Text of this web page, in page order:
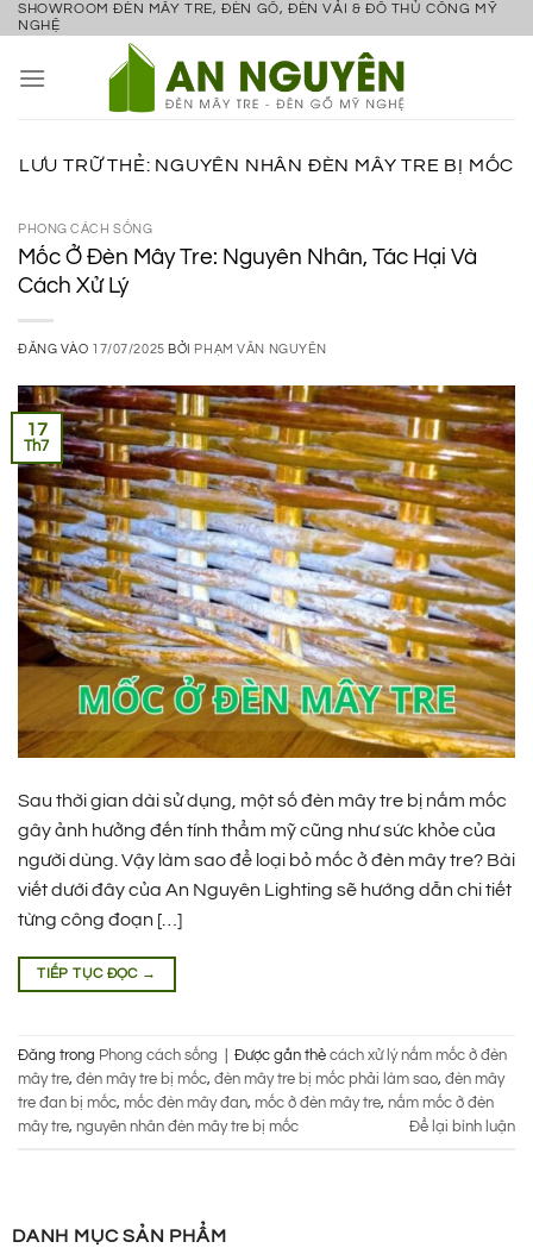
Bỏ
nội
SHOWROOM ĐÈN MÂY TRE, ĐÈN GỖ, ĐÈN VẢI & ĐỒ THỦ CÔNG MỸ
NGHỆ
LƯU TRỮ THẺ: NGUYÊN NHÂN ĐÈN MÂY TRE BỊ MỐC
PHONG CÁCH SỐNG
Mốc Ở Đèn Mây Tre: Nguyên Nhân, Tác Hại Và
Cách Xử Lý
ĐĂNG VÀO 17/07/2025 BỞI PHẠM VĂN NGUYÊN
17
Th7
Sau thời gian dài sử dụng, một số đèn mây tre bị nấm mốc
gây ảnh hưởng đến tính thẩm mỹ cũng như sức khỏe của
người dùng. Vậy làm sao để loại bỏ mốc ở đèn mây tre? Bài
viết dưới đây của An Nguyên Lighting sẽ hướng dẫn chi tiết
từng công đoạn […]
TIẾP TỤC ĐỌC →
Đăng trong Phong cách sống Được gắn thẻ cách xử lý nấm mốc ở đèn
mây tre, đèn mây tre bị mốc, đèn mây tre bị mốc phải làm sao, đèn mây
tre đan bị mốc, mốc đèn mây đan, mốc ở đèn mây tre, nấm mốc ở đèn
mây tre, nguyên nhân đèn mây tre bị mốc Để lại bình luận
DANH MỤC SẢN PHẨM